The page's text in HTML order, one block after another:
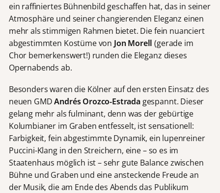
ein raffiniertes Bühnenbild geschaffen hat, das in seiner
Atmosphäre und seiner changierenden Eleganz einen
mehr als stimmigen Rahmen bietet. Die fein nuanciert
abgestimmten Kostüme von Jon Morell (gerade im
Chor bemerkenswert!) runden die Eleganz dieses
Opernabends ab.
Besonders waren die Kölner auf den ersten Einsatz des
neuen GMDAndrés Orozco-Estradagespannt. Dieser
gelang mehr als fulminant, denn was der gebürtige
Kolumbianer im Graben entfesselt, ist sensationell:
Farbigkeit, fein abgestimmte Dynamik, ein lupenreiner
Puccini-Klang in den Streichern, eine – so es im
Staatenhaus möglich ist – sehr gute Balance zwischen
Bühne und Graben und eine ansteckende Freude an
der Musik, die am Ende des Abends das Publikum